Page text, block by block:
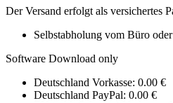
Der Versand erfolgt als versichertes
Selbstabholung vom Büro
Software Download only
Deutschland Vorkasse: 0.00 €
Deutschland PayPal: 0.00 €